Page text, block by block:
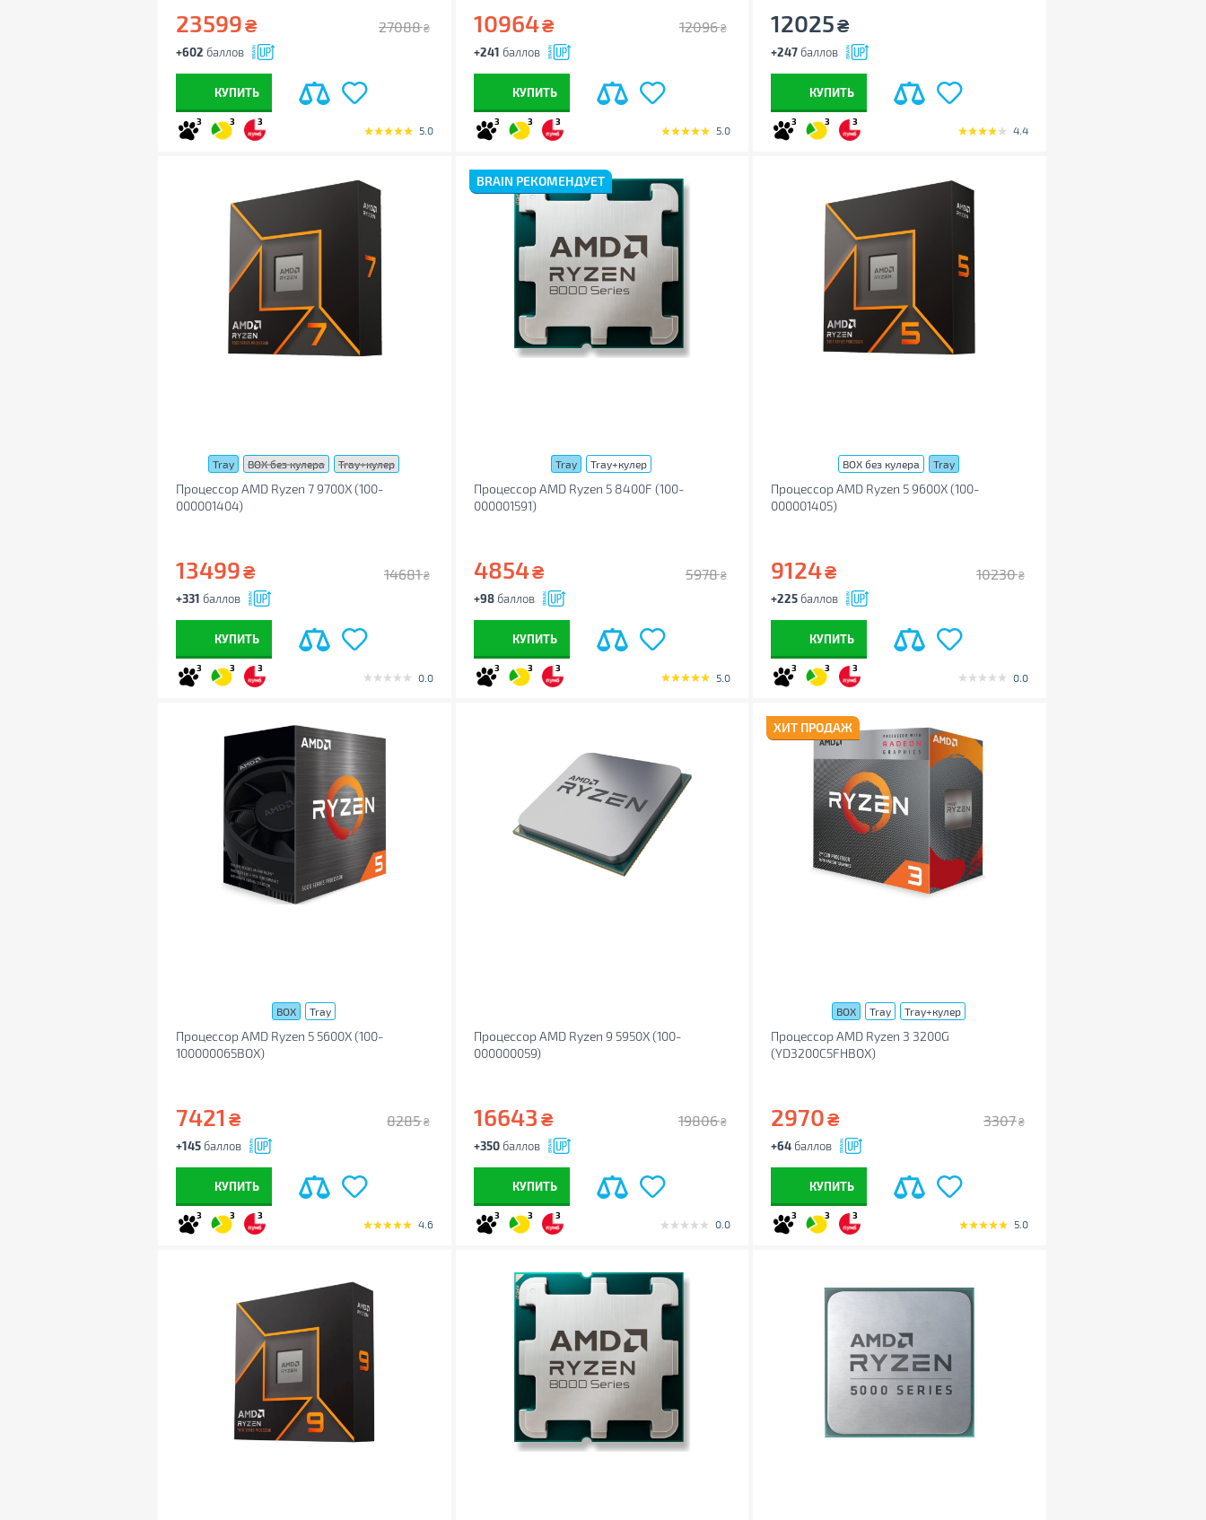
23599₴ 27088 ₴
+602 баллов
КУПИТЬ
3 3 3
5.0
10964₴ 12096 ₴
+241 баллов
КУПИТЬ
3 3 3
5.0
12025₴
+247 баллов
КУПИТЬ
3 3 3
4.4
Tray BOX без кулера Tray+кулер
Процессор AMD Ryzen 7 9700X (100-
000001404)
13499₴ 14681 ₴
+331 баллов
КУПИТЬ
3 3 3
0.0
BRAIN РЕКОМЕНДУЕТ
Tray Tray+кулер
Процессор AMD Ryzen 5 8400F (100-
000001591)
4854₴ 5978 ₴
+98баллов
КУПИТЬ
3 3 3
5.0
BOX без кулера Tray
Процессор AMD Ryzen 5 9600X (100-
000001405)
9124₴ 10230 ₴
+225 баллов
КУПИТЬ
3 3 3
0.0
BOX Tray
Процессор AMD Ryzen 5 5600X (100-
100000065BOX)
7421 ₴ 8285 ₴
+145 баллов
КУПИТЬ
3 3 3
4.6
Процессор AMD Ryzen 9 5950X (100-
000000059)
16643 ₴ 19806 ₴
+350баллов
КУПИТЬ
3 3 3
0.0
ХИТ ПРОДАЖ
BOX Tray Tray+кулер
Процессор AMD Ryzen 3 3200G
(YD3200C5FHBOX)
2970₴ 3307 ₴
+64 баллов
КУПИТЬ
3 3 3
5.0